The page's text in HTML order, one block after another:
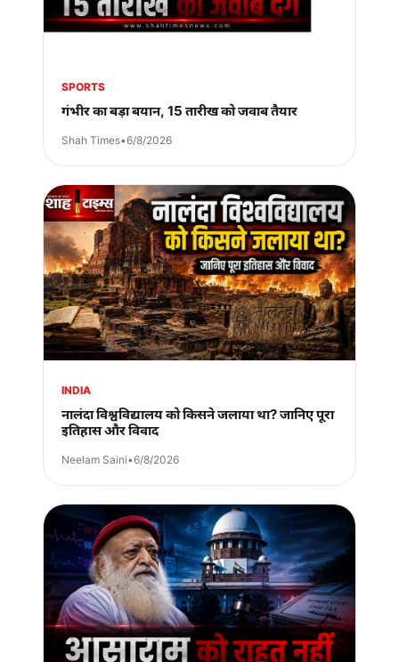
SPORTS
गंभीर का बड़ा बयान, 15 तारीख को जवाब तैयार
Shah Times•6/8/2026
INDIA
नालंदा विश्वविद्यालय को किसने जलाया था? जानिए पूरा
इतिहास और विवाद
Neelam Saini•6/8/2026